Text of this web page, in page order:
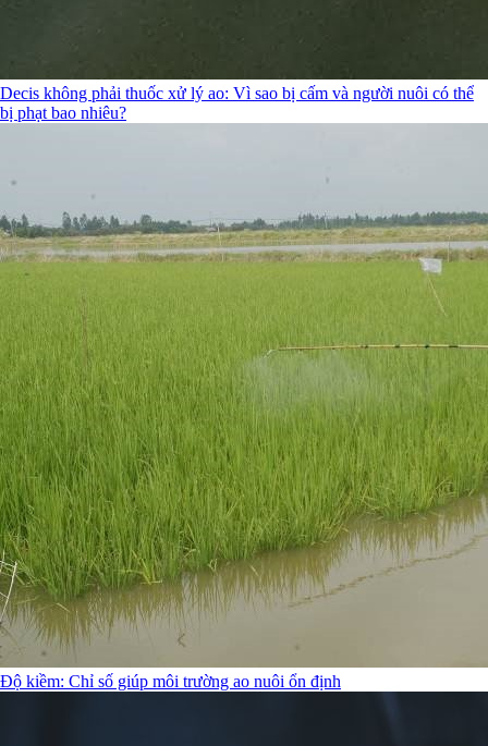
Decis không phải thuốc xử lý ao: Vì sao bị cấm và người nuôi có thể
bị phạt bao nhiêu?
Độ kiềm: Chỉ số giúp môi trường ao nuôi ổn định